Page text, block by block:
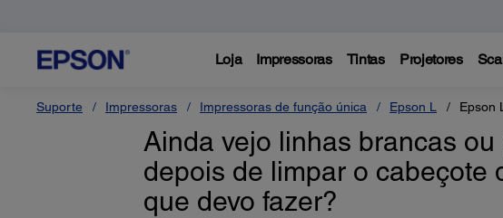
Loja Impressoras Tintas Projetores
Suporte Impressoras Impressoras de função única Epson L Epson
Ainda vejo linhas brancas
depois de limpar o cabeçote
que devo fazer?